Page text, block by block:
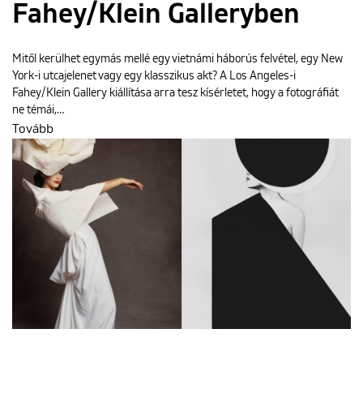
Fahey/Klein Galleryben
Mitől kerülhet egymás mellé egy vietnámi háborús felvétel, egy New
York-i utcajelenet vagy egy klasszikus akt? A Los Angeles-i
Fahey/Klein Gallery kiállítása arra tesz kísérletet, hogy a fotográfiát
ne témái,…
Tovább